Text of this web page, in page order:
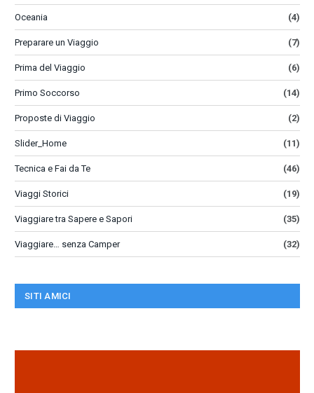
Oceania (4)
Preparare un Viaggio (7)
Prima del Viaggio (6)
Primo Soccorso (14)
Proposte di Viaggio (2)
Slider_Home (11)
Tecnica e Fai da Te (46)
Viaggi Storici (19)
Viaggiare tra Sapere e Sapori (35)
Viaggiare… senza Camper (32)
SITI AMICI